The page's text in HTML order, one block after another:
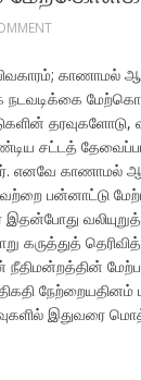
காணாமல்
நடவடிக்கை
சட்டத்
எனவே
பன்னாட்டு
இதுவரை